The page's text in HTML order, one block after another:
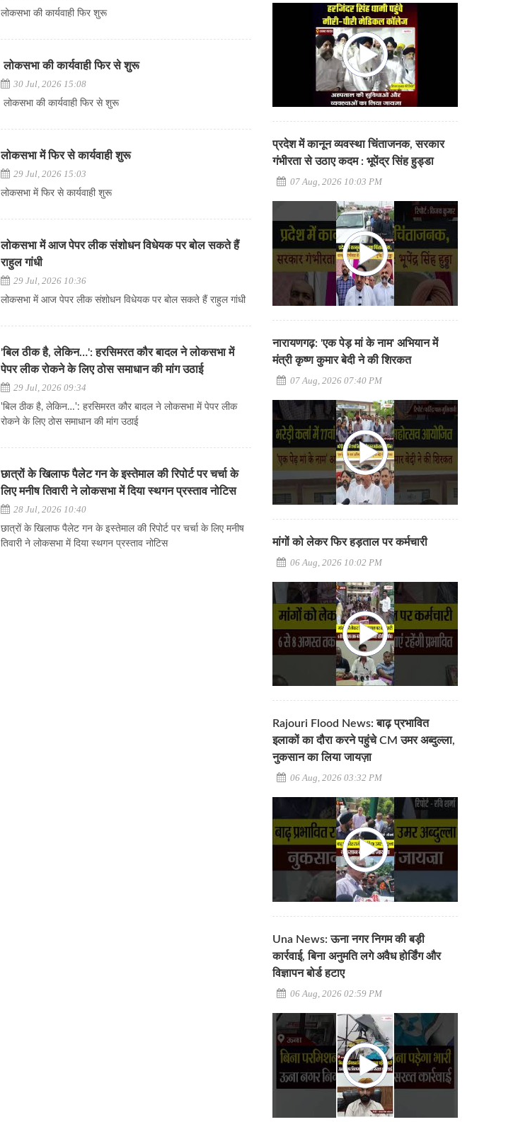
लोकसभा की कार्यवाही फिर शुरू
लोकसभा की कार्यवाही फिर से शुरू
30 Jul, 2026 15:08
लोकसभा की कार्यवाही फिर से शुरू
लोकसभा में फिर से कार्यवाही शुरू
29 Jul, 2026 15:03
लोकसभा में फिर से कार्यवाही शुरू
लोकसभा में आज पेपर लीक संशोधन विधेयक पर बोल सकते हैं
राहुल गांधी
29 Jul, 2026 10:36
लोकसभा में आज पेपर लीक संशोधन विधेयक पर बोल सकते हैं राहुल गांधी
'बिल ठीक है, लेकिन…': हरसिमरत कौर बादल ने लोकसभा में
पेपर लीक रोकने के लिए ठोस समाधान की मांग उठाई
29 Jul, 2026 09:34
'बिल ठीक है, लेकिन…': हरसिमरत कौर बादल ने लोकसभा में पेपर लीक
रोकने के लिए ठोस समाधान की मांग उठाई
छात्रों के खिलाफ पैलेट गन के इस्तेमाल की रिपोर्ट पर चर्चा के
लिए मनीष तिवारी ने लोकसभा में दिया स्थगन प्रस्ताव नोटिस
28 Jul, 2026 10:40
छात्रों के खिलाफ पैलेट गन के इस्तेमाल की रिपोर्ट पर चर्चा के लिए मनीष
तिवारी ने लोकसभा में दिया स्थगन प्रस्ताव नोटिस
प्रदेश में कानून व्यवस्था चिंताजनक, सरकार
गंभीरता से उठाए कदम : भूपेंद्र सिंह हुड्डा
07 Aug, 2026 10:03 PM
नारायणगढ़: 'एक पेड़ मां के नाम' अभियान में
मंत्री कृष्ण कुमार बेदी ने की शिरकत
07 Aug, 2026 07:40 PM
मांगों को लेकर फिर हड़ताल पर कर्मचारी
06 Aug, 2026 10:02 PM
Rajouri Flood News: बाढ़ प्रभावित
इलाकों का दौरा करने पहुंचे CM उमर अब्दुल्ला,
नुकसान का लिया जायज़ा
06 Aug, 2026 03:32 PM
Una News: ऊना नगर निगम की बड़ी
कार्रवाई, बिना अनुमति लगे अवैध होर्डिंग और
विज्ञापन बोर्ड हटाए
06 Aug, 2026 02:59 PM